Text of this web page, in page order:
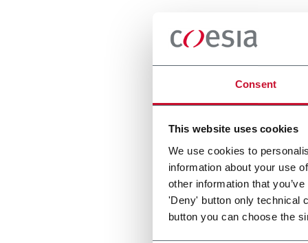
Consent
This website uses cookies
We use cookies to
information about your use
other information that
'Deny' button only technical
button you can choose the